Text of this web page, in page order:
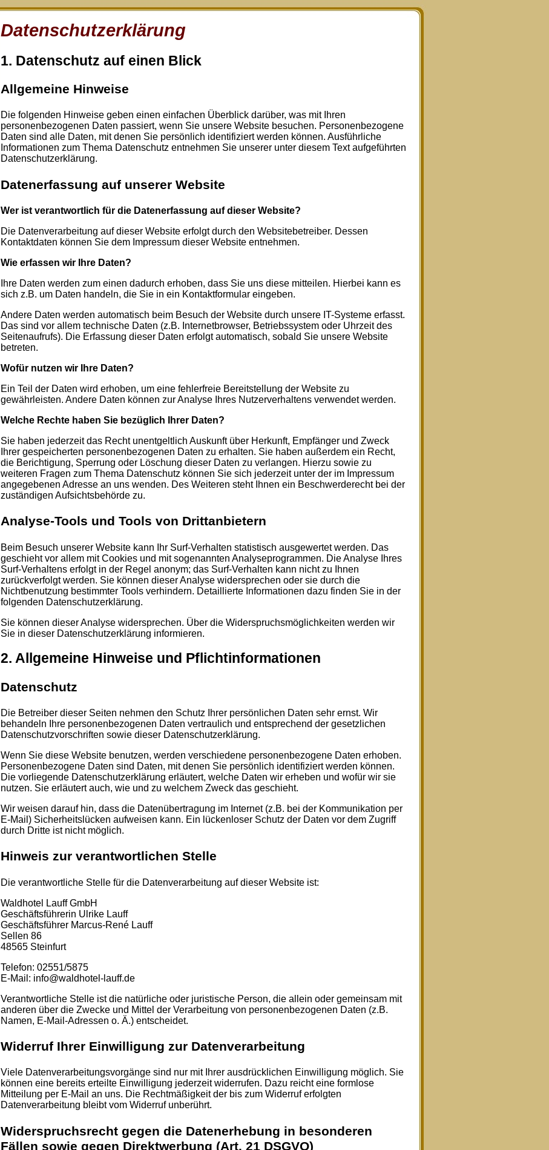
Datenschutzerklärung
1. Datenschutz auf einen Blick
Allgemeine Hinweise
Die folgenden Hinweise geben einen einfachen Überblick darüber, was mit Ihren
personenbezogenen Daten passiert, wenn Sie unsere Website besuchen. Personenbezogene
Daten sind alle Daten, mit denen Sie persönlich identifiziert werden können. Ausführliche
Informationen zum Thema Datenschutz entnehmen Sie unserer unter diesem Text aufgeführten
Datenschutzerklärung.
Datenerfassung auf unserer Website
Wer ist verantwortlich für die Datenerfassung auf dieser Website?
Die Datenverarbeitung auf dieser Website erfolgt durch den Websitebetreiber. Dessen
Kontaktdaten können Sie dem Impressum dieser Website entnehmen.
Wie erfassen wir Ihre Daten?
Ihre Daten werden zum einen dadurch erhoben, dass Sie uns diese mitteilen. Hierbei kann es
sich z.B. um Daten handeln, die Sie in ein Kontaktformular eingeben.
Andere Daten werden automatisch beim Besuch der Website durch unsere IT-Systeme erfasst.
Das sind vor allem technische Daten (z.B. Internetbrowser, Betriebssystem oder Uhrzeit des
Seitenaufrufs). Die Erfassung dieser Daten erfolgt automatisch, sobald Sie unsere Website
betreten.
Wofür nutzen wir Ihre Daten?
Ein Teil der Daten wird erhoben, um eine fehlerfreie Bereitstellung der Website zu
gewährleisten. Andere Daten können zur Analyse Ihres Nutzerverhaltens verwendet werden.
Welche Rechte haben Sie bezüglich Ihrer Daten?
Sie haben jederzeit das Recht unentgeltlich Auskunft über Herkunft, Empfänger und Zweck
Ihrer gespeicherten personenbezogenen Daten zu erhalten. Sie haben außerdem ein Recht,
die Berichtigung, Sperrung oder Löschung dieser Daten zu verlangen. Hierzu sowie zu
weiteren Fragen zum Thema Datenschutz können Sie sich jederzeit unter der im Impressum
angegebenen Adresse an uns wenden. Des Weiteren steht Ihnen ein Beschwerderecht bei der
zuständigen Aufsichtsbehörde zu.
Analyse-Tools und Tools von Drittanbietern
Beim Besuch unserer Website kann Ihr Surf-Verhalten statistisch ausgewertet werden. Das
geschieht vor allem mit Cookies und mit sogenannten Analyseprogrammen. Die Analyse Ihres
Surf-Verhaltens erfolgt in der Regel anonym; das Surf-Verhalten kann nicht zu Ihnen
zurückverfolgt werden. Sie können dieser Analyse widersprechen oder sie durch die
Nichtbenutzung bestimmter Tools verhindern. Detaillierte Informationen dazu finden Sie in der
folgenden Datenschutzerklärung.
Sie können dieser Analyse widersprechen. Über die Widerspruchsmöglichkeiten werden wir
Sie in dieser Datenschutzerklärung informieren.
2. Allgemeine Hinweise und Pflichtinformationen
Datenschutz
Die Betreiber dieser Seiten nehmen den Schutz Ihrer persönlichen Daten sehr ernst. Wir
behandeln Ihre personenbezogenen Daten vertraulich und entsprechend der gesetzlichen
Datenschutzvorschriften sowie dieser Datenschutzerklärung.
Wenn Sie diese Website benutzen, werden verschiedene personenbezogene Daten erhoben.
Personenbezogene Daten sind Daten, mit denen Sie persönlich identifiziert werden können.
Die vorliegende Datenschutzerklärung erläutert, welche Daten wir erheben und wofür wir sie
nutzen. Sie erläutert auch, wie und zu welchem Zweck das geschieht.
Wir weisen darauf hin, dass die Datenübertragung im Internet (z.B. bei der Kommunikation per
E-Mail) Sicherheitslücken aufweisen kann. Ein lückenloser Schutz der Daten vor dem Zugriff
durch Dritte ist nicht möglich.
Hinweis zur verantwortlichen Stelle
Die verantwortliche Stelle für die Datenverarbeitung auf dieser Website ist:
Waldhotel Lauff GmbH
Geschäftsführerin Ulrike Lauff
Geschäftsführer Marcus-René Lauff
Sellen 86
48565 Steinfurt
Telefon: 02551/5875
E-Mail: info@waldhotel-lauff.de
Verantwortliche Stelle ist die natürliche oder juristische Person, die allein oder gemeinsam mit
anderen über die Zwecke und Mittel der Verarbeitung von personenbezogenen Daten (z.B.
Namen, E-Mail-Adressen o. Ä.) entscheidet.
Widerruf Ihrer Einwilligung zur Datenverarbeitung
Viele Datenverarbeitungsvorgänge sind nur mit Ihrer ausdrücklichen Einwilligung möglich. Sie
können eine bereits erteilte Einwilligung jederzeit widerrufen. Dazu reicht eine formlose
Mitteilung per E-Mail an uns. Die Rechtmäßigkeit der bis zum Widerruf erfolgten
Datenverarbeitung bleibt vom Widerruf unberührt.
Widerspruchsrecht gegen die Datenerhebung in besonderen
Fällen sowie gegen Direktwerbung (Art. 21 DSGVO)